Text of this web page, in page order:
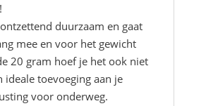
duurzaam en gaat
mee en voor het gewicht
20 gram hoef je het ook niet
ideale toevoeging aan je
voor onderweg.